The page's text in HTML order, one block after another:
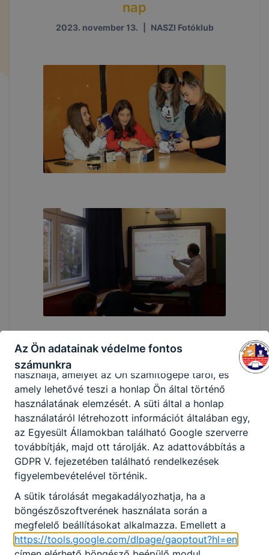
nap
2023. november 13. NASZI Fotóklub
Az Ön adatainak védelme fontos
számunkra
ezek a hirdetések kevésbé lesznek az Ön számára
relevánsak.
cookie-kat?
Minden modern böngésző
engedélyezi a cookie-k
beállításának a változtatását. A legtöbb böngésző
alapértelmezettként automatikusan elfogadja a
cookie-kat, de ezek általában megváltoztathatók.
Amennyiben Ön nem kívánja a cookie-k használatát
engedélyezni, vagy törölni kívánja a weboldalunkról
származó sütiket, ezt megteheti.
honlapunk használhatóságának és folyamatainak
megkönnyítése, a cookie-k alkalmazásának
megakadályozása vagy törlése által előfordulhat,
hogy felhasználóink nem lesznek képesek
honlapunk funkcióinak teljes körű használatára (nem
lesz például elérhető a recaptcha, Google térkép,
form, YouTube videó), vagy a honlap a tervezettől
eltérően fog működni böngészőjében.
A honlap Google Analytics-et, a Google Inc. webes
elemző szolgáltatását használja. Ennek során a
Google Analytics a süti egy meghatározott formáját
használja, amelyet az Ön számítógépe tárol, és
amely lehetővé teszi a honlap Ön által történő
használatának elemzését. A süti által a honlap
használatáról létrehozott információt általában egy,
az Egyesült Államokban található Google szerverre
továbbítják, majd ott tárolják. Az adattovábbítás a
GDPR V. fejezetében található rendelkezések
figyelembevételével történik.
A sütik tárolását megakadályozhatja, ha a
böngészőszoftverének használata során a
megfelelő beállításokat alkalmazza. Emellett a
https://tools.google.com/dlpage/gaoptout?hl=en